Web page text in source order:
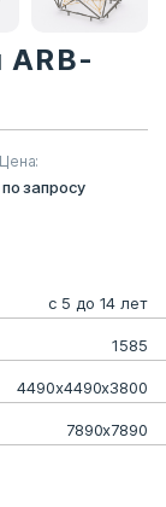
ARB-
Цена:
по запросу
с 5 до 14 лет
1585
4490x4490x3800
7890x7890